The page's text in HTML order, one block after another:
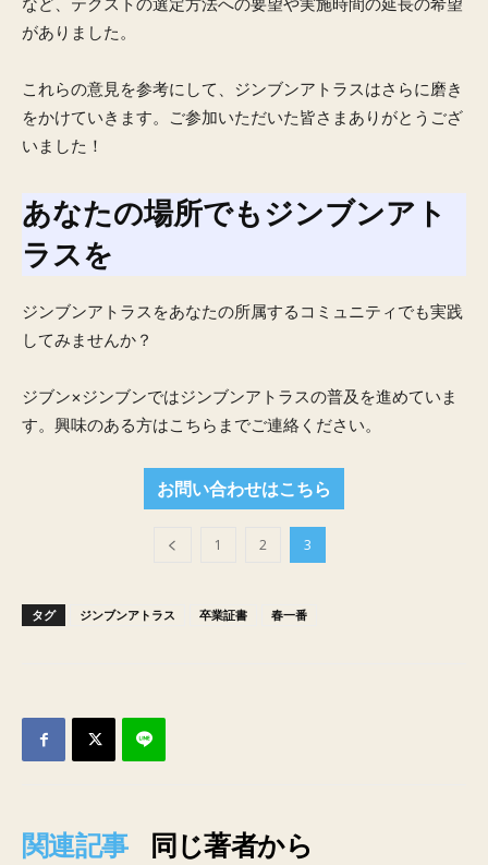
がありました。
これらの意見を参考にして、ジンブンアトラスはさらに磨き
をかけていきます。ご参加いただいた皆さまありがとうござ
いました！
あなたの場所でもジンブンアト
ラスを
ジンブンアトラスをあなたの所属するコミュニティでも実践
してみませんか？
ジブン×ジンブンではジンブンアトラスの普及を進めていま
す。興味のある方はこちらまでご連絡ください。
お問い合わせはこちら
1 2 3
タグ ジンブンアトラス 卒業証書 春一番
関連記事 同じ著者から